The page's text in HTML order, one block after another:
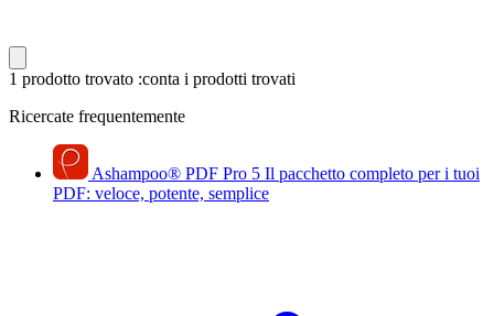
1 prodotto trovato :conta i prodotti trovati
Ricercate frequentemente
Ashampoo® PDF Pro 5 Il pacchetto completo per i tuoi
PDF: veloce, potente, semplice